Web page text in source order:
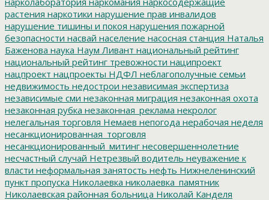
растения наркотики нарушение прав инвалидов
нарушение тишины и покоя нарушения пожарной
безопасности насвай население насосная станция Наталья
Баженова наука Наум Ливант национальный рейтинг
национальный рейтинг тревожности наципроект
нацпроект нацпроекты НДФЛ неблагополучные семьи
недвижимость недострои независимая экспертиза
независимые сми незаконная миграция незаконная охота
незаконная рубка незаконная_реклама некролог
нелегальная торговля Немаев непогода нерабочая неделя
несанкционированная_торговля
несанкционированный_митинг несовершеннолетние
несчастный случай Нетрезвый водитель неуважение к
власти неформальная занятость нефть Нижнеленинский
пункт пропуска Николаевка николаевка_памятник
Николаевская районная больница Николай Канделя